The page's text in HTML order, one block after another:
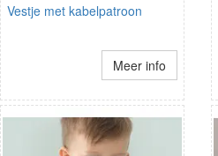
Vestje met kabelpatroon
Meer info